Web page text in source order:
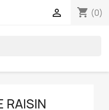
shopping_cart (0)

RAISIN